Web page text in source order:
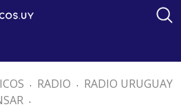
. RADIO . RADIO URUGUAY
.